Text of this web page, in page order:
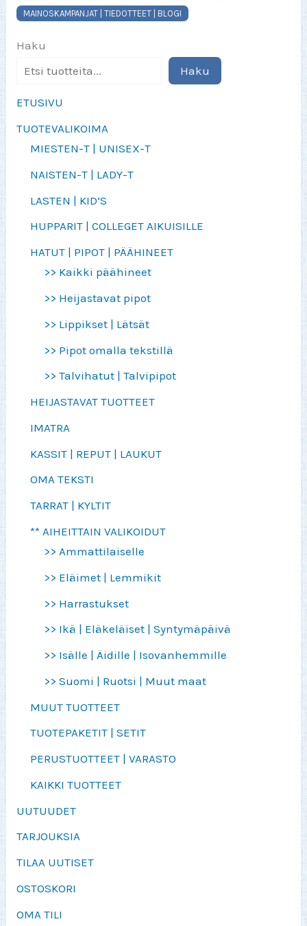
MAINOSKAMPANJAT | TIEDOTTEET | BLOGI
Haku
Haku
ETUSIVU
TUOTEVALIKOIMA
MIESTEN-T | UNISEX-T
NAISTEN-T | LADY-T
LASTEN | KID’S
HUPPARIT | COLLEGET AIKUISILLE
HATUT | PIPOT | PÄÄHINEET
>> Kaikki päähineet
>> Heijastavat pipot
>> Lippikset | Lätsät
>> Pipot omalla tekstillä
>> Talvihatut | Talvipipot
HEIJASTAVAT TUOTTEET
IMATRA
KASSIT | REPUT | LAUKUT
OMA TEKSTI
TARRAT | KYLTIT
** AIHEITTAIN VALIKOIDUT
>> Ammattilaiselle
>> Eläimet | Lemmikit
>> Harrastukset
>> Ikä | Eläkeläiset | Syntymäpäivä
>> Isälle | Äidille | Isovanhemmille
>> Suomi | Ruotsi | Muut maat
MUUT TUOTTEET
TUOTEPAKETIT | SETIT
PERUSTUOTTEET | VARASTO
KAIKKI TUOTTEET
UUTUUDET
TARJOUKSIA
TILAA UUTISET
OSTOSKORI
OMA TILI